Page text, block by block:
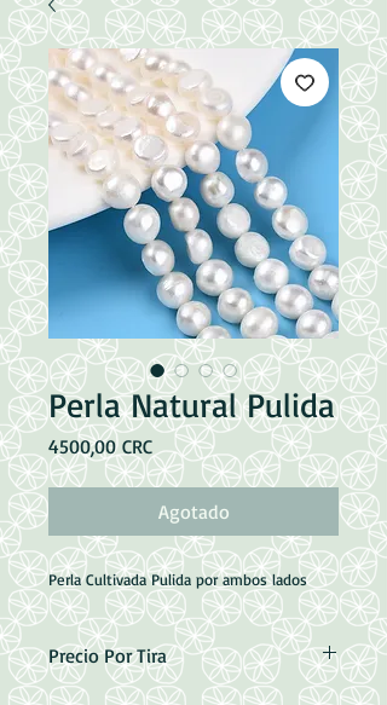
Perla Natural Pulida
4500,00 CRCPrecio
Agotado
Perla Cultivada Pulida por ambos lados
Precio Por Tira
Medias 8~9x8~10x5~7.5mm